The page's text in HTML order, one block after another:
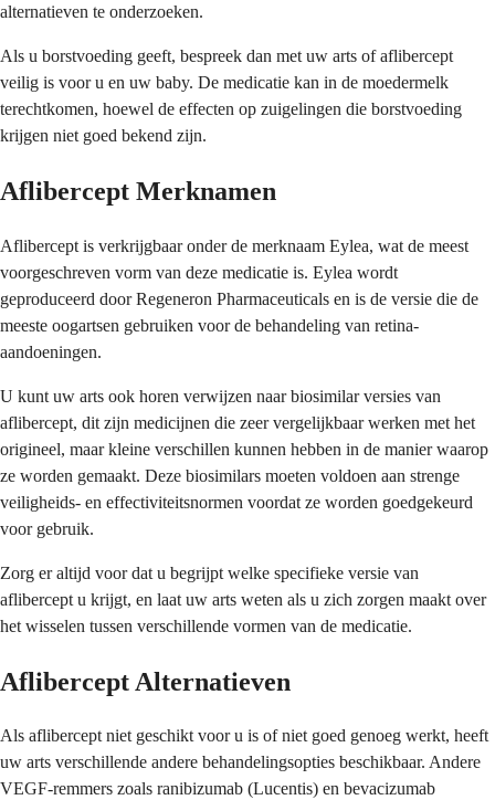
alternatieven te onderzoeken.
Als u borstvoeding geeft, bespreek dan met uw arts of aflibercept
veilig is voor u en uw baby. De medicatie kan in de moedermelk
terechtkomen, hoewel de effecten op zuigelingen die borstvoeding
krijgen niet goed bekend zijn.
Aflibercept Merknamen
Aflibercept is verkrijgbaar onder de merknaam Eylea, wat de meest
voorgeschreven vorm van deze medicatie is. Eylea wordt
geproduceerd door Regeneron Pharmaceuticals en is de versie die de
meeste oogartsen gebruiken voor de behandeling van retina-
aandoeningen.
U kunt uw arts ook horen verwijzen naar biosimilar versies van
aflibercept, dit zijn medicijnen die zeer vergelijkbaar werken met het
origineel, maar kleine verschillen kunnen hebben in de manier waarop
ze worden gemaakt. Deze biosimilars moeten voldoen aan strenge
veiligheids- en effectiviteitsnormen voordat ze worden goedgekeurd
voor gebruik.
Zorg er altijd voor dat u begrijpt welke specifieke versie van
aflibercept u krijgt, en laat uw arts weten als u zich zorgen maakt over
het wisselen tussen verschillende vormen van de medicatie.
Aflibercept Alternatieven
Als aflibercept niet geschikt voor u is of niet goed genoeg werkt, heeft
uw arts verschillende andere behandelingsopties beschikbaar. Andere
VEGF-remmers zoals ranibizumab (Lucentis) en bevacizumab